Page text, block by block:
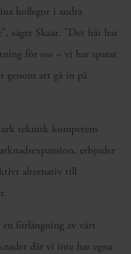
kollegor i andra
säger Skaar. ”Det här har
för oss – vi har sparat
genom att gå in på
teknisk kompetens
erbjuder
alternativ till
en förlängning av vårt
där vi inte har egna